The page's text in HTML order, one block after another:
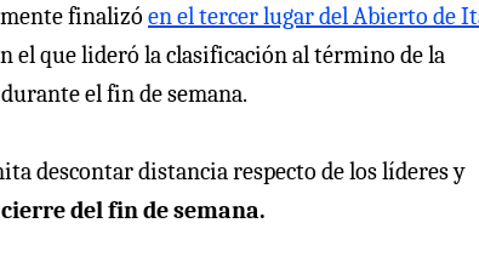
finalizó en el tercer lugar del Abierto de
el que lideró la clasificación al término de la
el fin de semana.
descontar distancia respecto de los líderes y
del fin de semana.